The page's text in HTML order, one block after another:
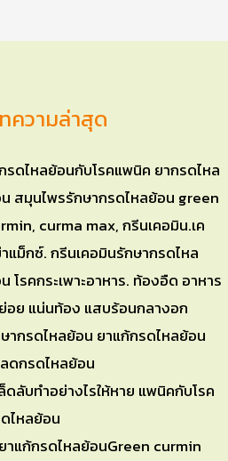
ความล่าสุด
ดลับทำอย่างไรให้หาย แพนิคกับโรค
ไหลย้อน